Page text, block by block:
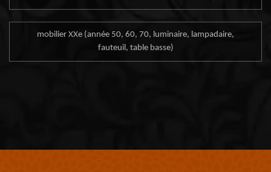
mobilier XXe (année 50, 60, 70, luminaire, lampadaire,
fauteuil, table basse)